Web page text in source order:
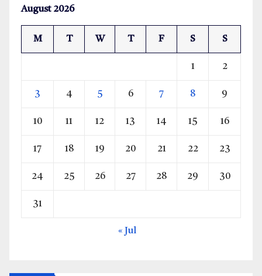
August 2026
M T W T F S S
1 2
3 4 5 6 7 8 9
10 11 12 13 14 15 16
17 18 19 20 21 22 23
24 25 26 27 28 29 30
31
« Jul